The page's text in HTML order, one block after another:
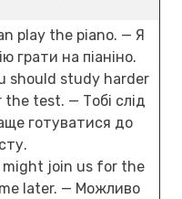
play the piano. — Я
грати на піаніно.
should study harder
the test. — Тобі слід
готуватися до
might join us for the
later. — Можливо